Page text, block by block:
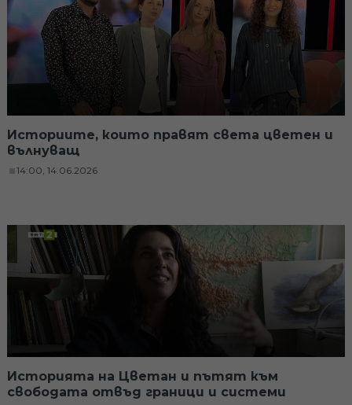
Историите, които правят света цветен и
вълнуващ
14:00, 14.06.2026
Историята на Цветан и пътят към
свободата отвъд граници и системи